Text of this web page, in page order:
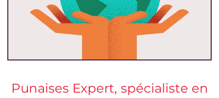
Punaises Expert, spécialiste en